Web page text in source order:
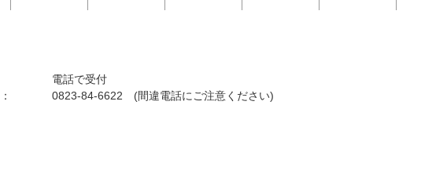
電話で受付
0823-84-6622 (間違電話にご注意ください)